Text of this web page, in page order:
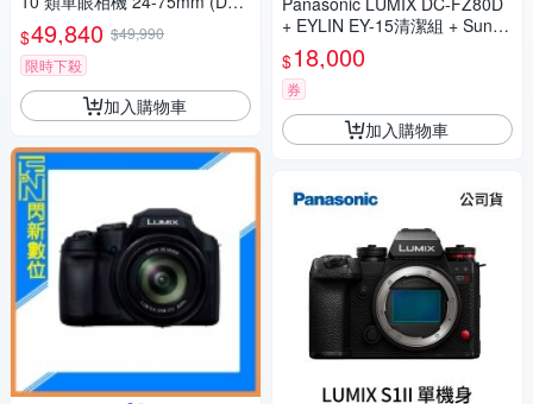
L10,公司貨)
$49,840 $49,990
限時下殺
加入購物車
+ EYLIN EY-15清潔組 + SunLi
ght ZY-2614相機包 + EirMai 銳
瑪 HD-100C電子除濕卡 FZ80
D (公司貨)
$18,000
券
加入購物車